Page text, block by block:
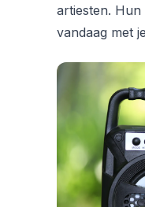
artiesten. Hun
vandaag met